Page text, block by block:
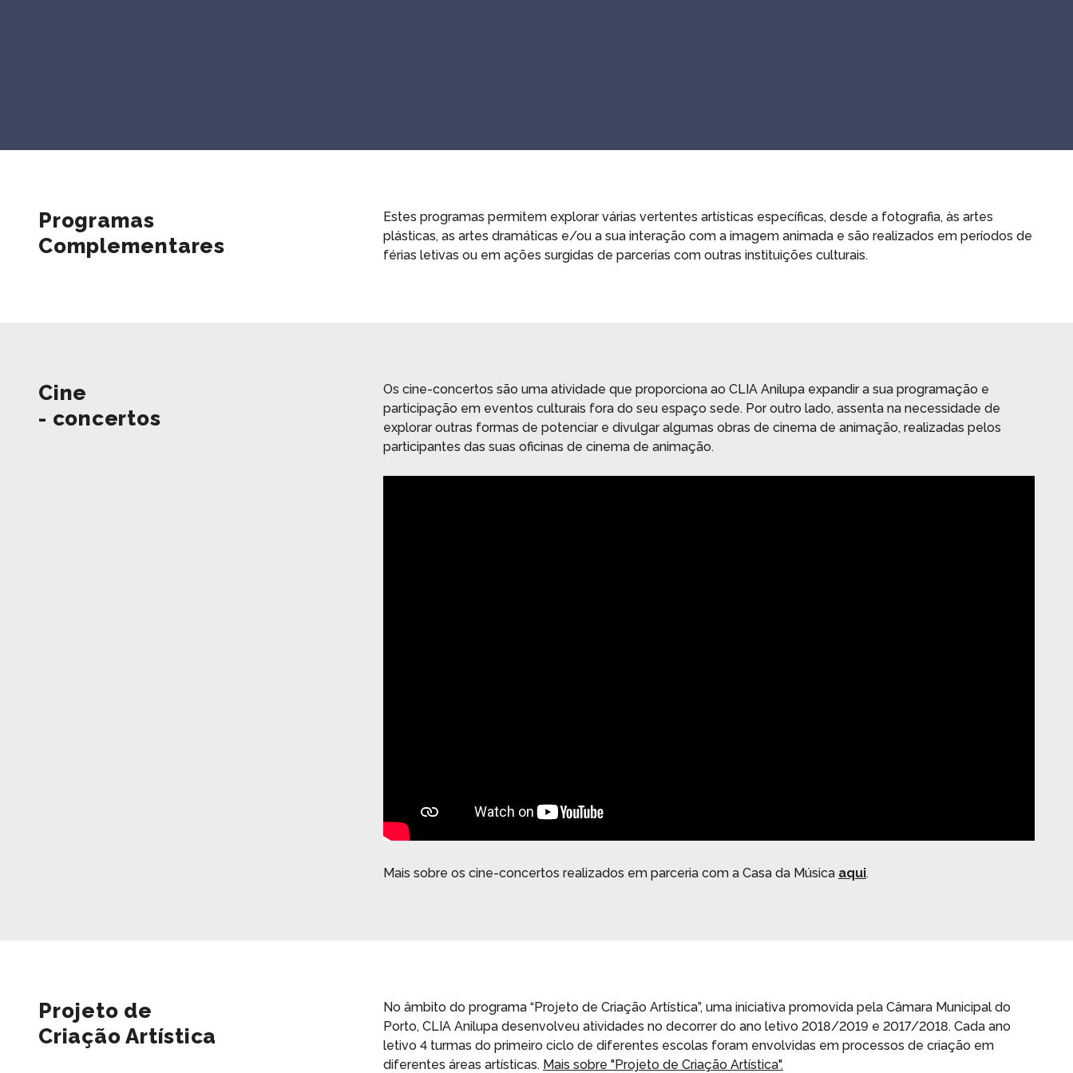
Programas
Complementares
Estes programas permitem explorar várias vertentes artísticas específicas, desde a fotografia, às artes
plásticas, as artes dramáticas e/ou a sua interação com a imagem animada e são realizados em períodos de
férias letivas ou em ações surgidas de parcerias com outras instituições culturais.
Cine
- concertos
Os cine-concertos são uma atividade que proporciona ao CLIA Anilupa expandir a sua programação e
participação em eventos culturais fora do seu espaço sede. Por outro lado, assenta na necessidade de
explorar outras formas de potenciar e divulgar algumas obras de cinema de animação, realizadas pelos
participantes das suas oficinas de cinema de animação.
Mais sobre os cine-concertos realizados em parceria com a Casa da Música aqui.
Projeto de
Criação Artística
No âmbito do programa “Projeto de Criação Artística”, uma iniciativa promovida pela Câmara Municipal do
Porto, CLIA Anilupa desenvolveu atividades no decorrer do ano letivo 2018/2019 e 2017/2018. Cada ano
letivo 4 turmas do primeiro ciclo de diferentes escolas foram envolvidas em processos de criação em
diferentes áreas artísticas. Mais sobre "Projeto de Criação Artística".